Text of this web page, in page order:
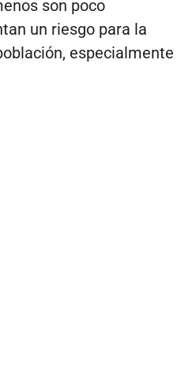
son poco
un riesgo para la
especialmente